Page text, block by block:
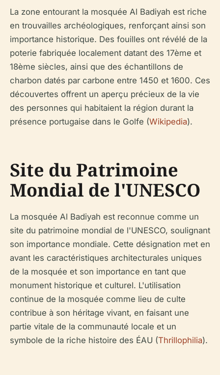
La zone entourant la mosquée Al Badiyah est riche
en trouvailles archéologiques, renforçant ainsi son
importance historique. Des fouilles ont révélé de la
poterie fabriquée localement datant des 17ème et
18ème siècles, ainsi que des échantillons de
charbon datés par carbone entre 1450 et 1600. Ces
découvertes offrent un aperçu précieux de la vie
des personnes qui habitaient la région durant la
présence portugaise dans le Golfe (Wikipedia).
Site du Patrimoine
Mondial de l'UNESCO
La mosquée Al Badiyah est reconnue comme un
site du patrimoine mondial de l'UNESCO, soulignant
son importance mondiale. Cette désignation met en
avant les caractéristiques architecturales uniques
de la mosquée et son importance en tant que
monument historique et culturel. L'utilisation
continue de la mosquée comme lieu de culte
contribue à son héritage vivant, en faisant une
partie vitale de la communauté locale et un
symbole de la riche histoire des ÉAU (Thrillophilia).